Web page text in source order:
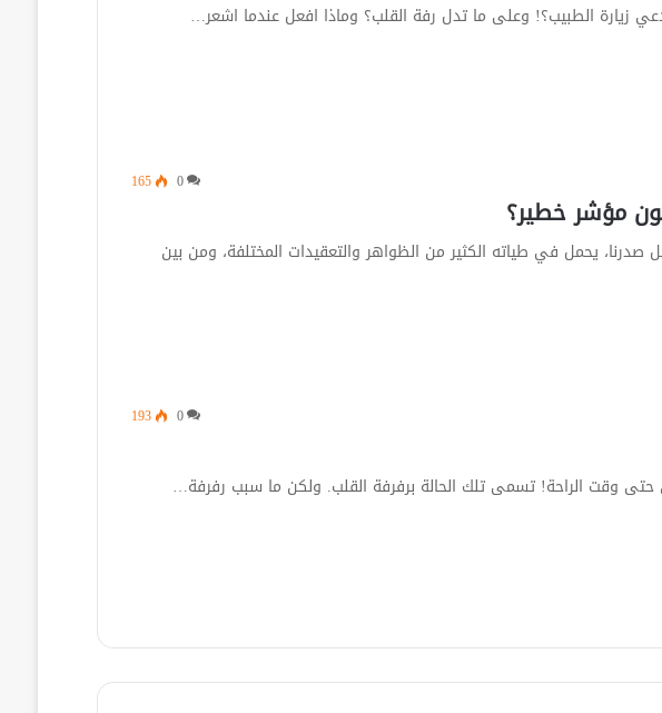
زيارة الطبيب؟! وعلى ما تدل رفة القلب؟ وماذا افعل عندما اشعر…
0
165
مؤشر خطير؟
يحمل في طياته الكثير من الظواهر والتعقيدات المختلفة، ومن بين
0
193
وقت الراحة! تسمى تلك الحالة برفرفة القلب. ولكن ما سبب رفرفة…